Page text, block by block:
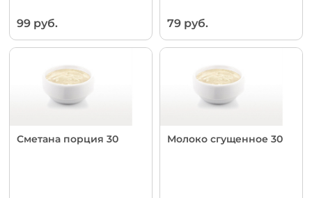
99 руб. 79 руб.
Сметана порция 30 Молоко сгущенное 30